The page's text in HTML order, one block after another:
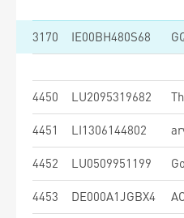
3170 IE00BH480S68
4450 LU2095319682
4451 LI1306144802
4452 LU0509951199
4453 DE000A1JGBX4